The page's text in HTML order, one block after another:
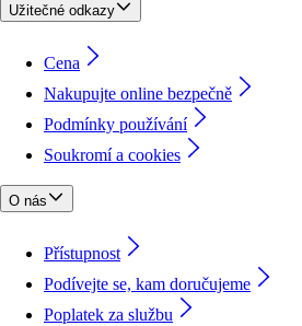
Užitečné odkazy
Cena
Nakupujte online bezpečně
Podmínky používání
Soukromí a cookies
O nás
Přístupnost
Podívejte se, kam doručujeme
Poplatek za službu